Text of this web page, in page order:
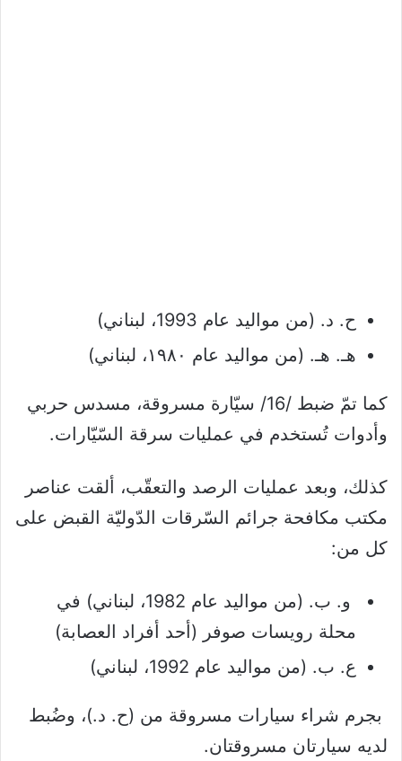
ح. د. (من مواليد عام 1993، لبناني)
هـ. هـ. (من مواليد عام ۱۹۸۰، لبناني)
كما تمّ ضبط /16/ سيّارة مسروقة، مسدس حربي
وأدوات تُستخدم في عمليات سرقة السّيّارات.
كذلك، وبعد عمليات الرصد والتعقّب، ألقت عناصر
مكتب مكافحة جرائم السّرقات الدّوليّة القبض على
كل من:
و. ب. (من مواليد عام 1982، لبناني) في
محلة رويسات صوفر (أحد أفراد العصابة)
ع. ب. (من مواليد عام 1992، لبناني)
بجرم شراء سيارات مسروقة من (ح. د.)، وضُبط
لديه سيارتان مسروقتان.